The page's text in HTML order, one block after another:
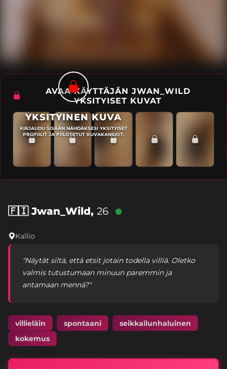
YKSITYINEN KUVA
KIRJAUDU SISÄÄN NÄHDÄKSESI YKSITYISET
PROFIILIT JA PIILOTETUT KUVAKANSIOT.
AVAA KÄYTTÄJÄN JWAN_WILD
YKSITYISET KUVAT
🇫🇮Jwan_Wild, 26
Kallio
"Näytät siltä, että etsit jotain todella villiä. Oletko
valmis tutustumaan minuun paremmin ja
antamaan mennä?"
villieläin spontaani
seikkailunhaluinen
kokemus